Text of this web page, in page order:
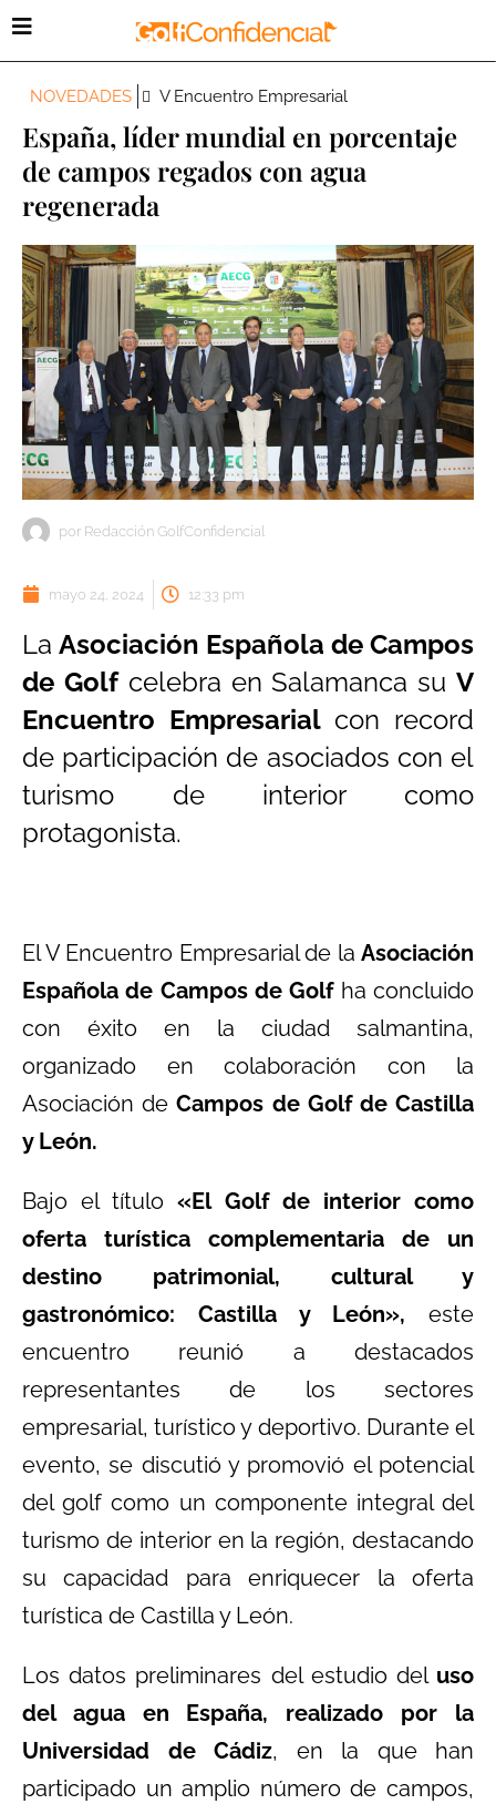
NOVEDADES V Encuentro Empresarial
España, líder mundial en porcentaje
de campos regados con agua
regenerada
por Redacción GolfConfidencial
mayo 24, 2024 12:33 pm
La Asociación Española de Campos
de Golfcelebra en Salamanca suV
Encuentro Empresarialcon record
de participación de asociados con el
turismo de interior como
protagonista.
El V Encuentro Empresarial de la Asociación
Española de Campos de Golfha concluido
con éxito en la ciudad salmantina,
organizado en colaboración con la
Asociación deCampos de Golf de Castilla
y León.
Bajo el título«El Golf de interior como
oferta turística complementaria de un
destino patrimonial, cultural y
gastronómico: Castilla y León», este
encuentro reunió a destacados
representantes de los sectores
empresarial, turístico y deportivo. Durante el
evento, se discutió y promovió el potencial
del golf como un componente integral del
turismo de interior en la región, destacando
su capacidad para enriquecer la oferta
turística de Castilla y León.
Los datos preliminares del estudio del uso
del agua en España, realizado por la
Universidad de Cádiz, en la que han
participado un amplio número de campos,